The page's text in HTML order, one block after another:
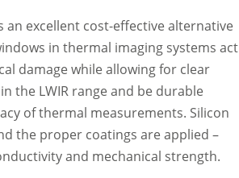
excellent cost-effective alternative
in thermal imaging systems act
damage while allowing for clear
the LWIR range and be durable
of thermal measurements. Silicon
the proper coatings are applied –
and mechanical strength.